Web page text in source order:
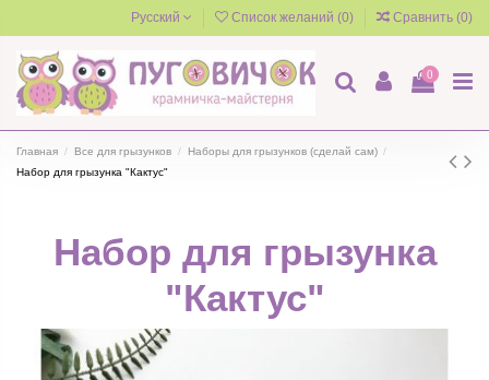
Русский Список желаний (0) Сравнить (0)
0
Главная Все для грызунков
Наборы для грызунков (сделай сам)
Набор для грызунка "Кактус"
Набор для грызунка
"Кактус"